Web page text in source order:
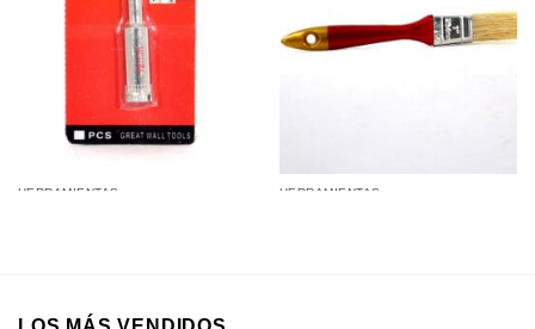
HERRAMIENTAS HERRAMIENTAS